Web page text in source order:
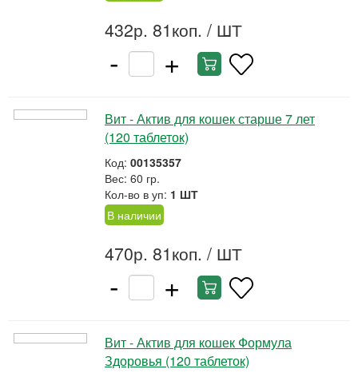
432р. 81коп. / ШТ
- +
Вит - Актив для кошек старше 7 лет
(120 таблеток)
Код: 00135357
Вес: 60 гр.
Кол-во в уп: 1 ШТ
В наличии
470р. 81коп. / ШТ
- +
Вит - Актив для кошек Формула
Здоровья (120 таблеток)